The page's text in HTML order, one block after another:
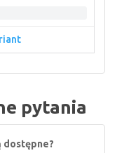
pytania
dostępne?